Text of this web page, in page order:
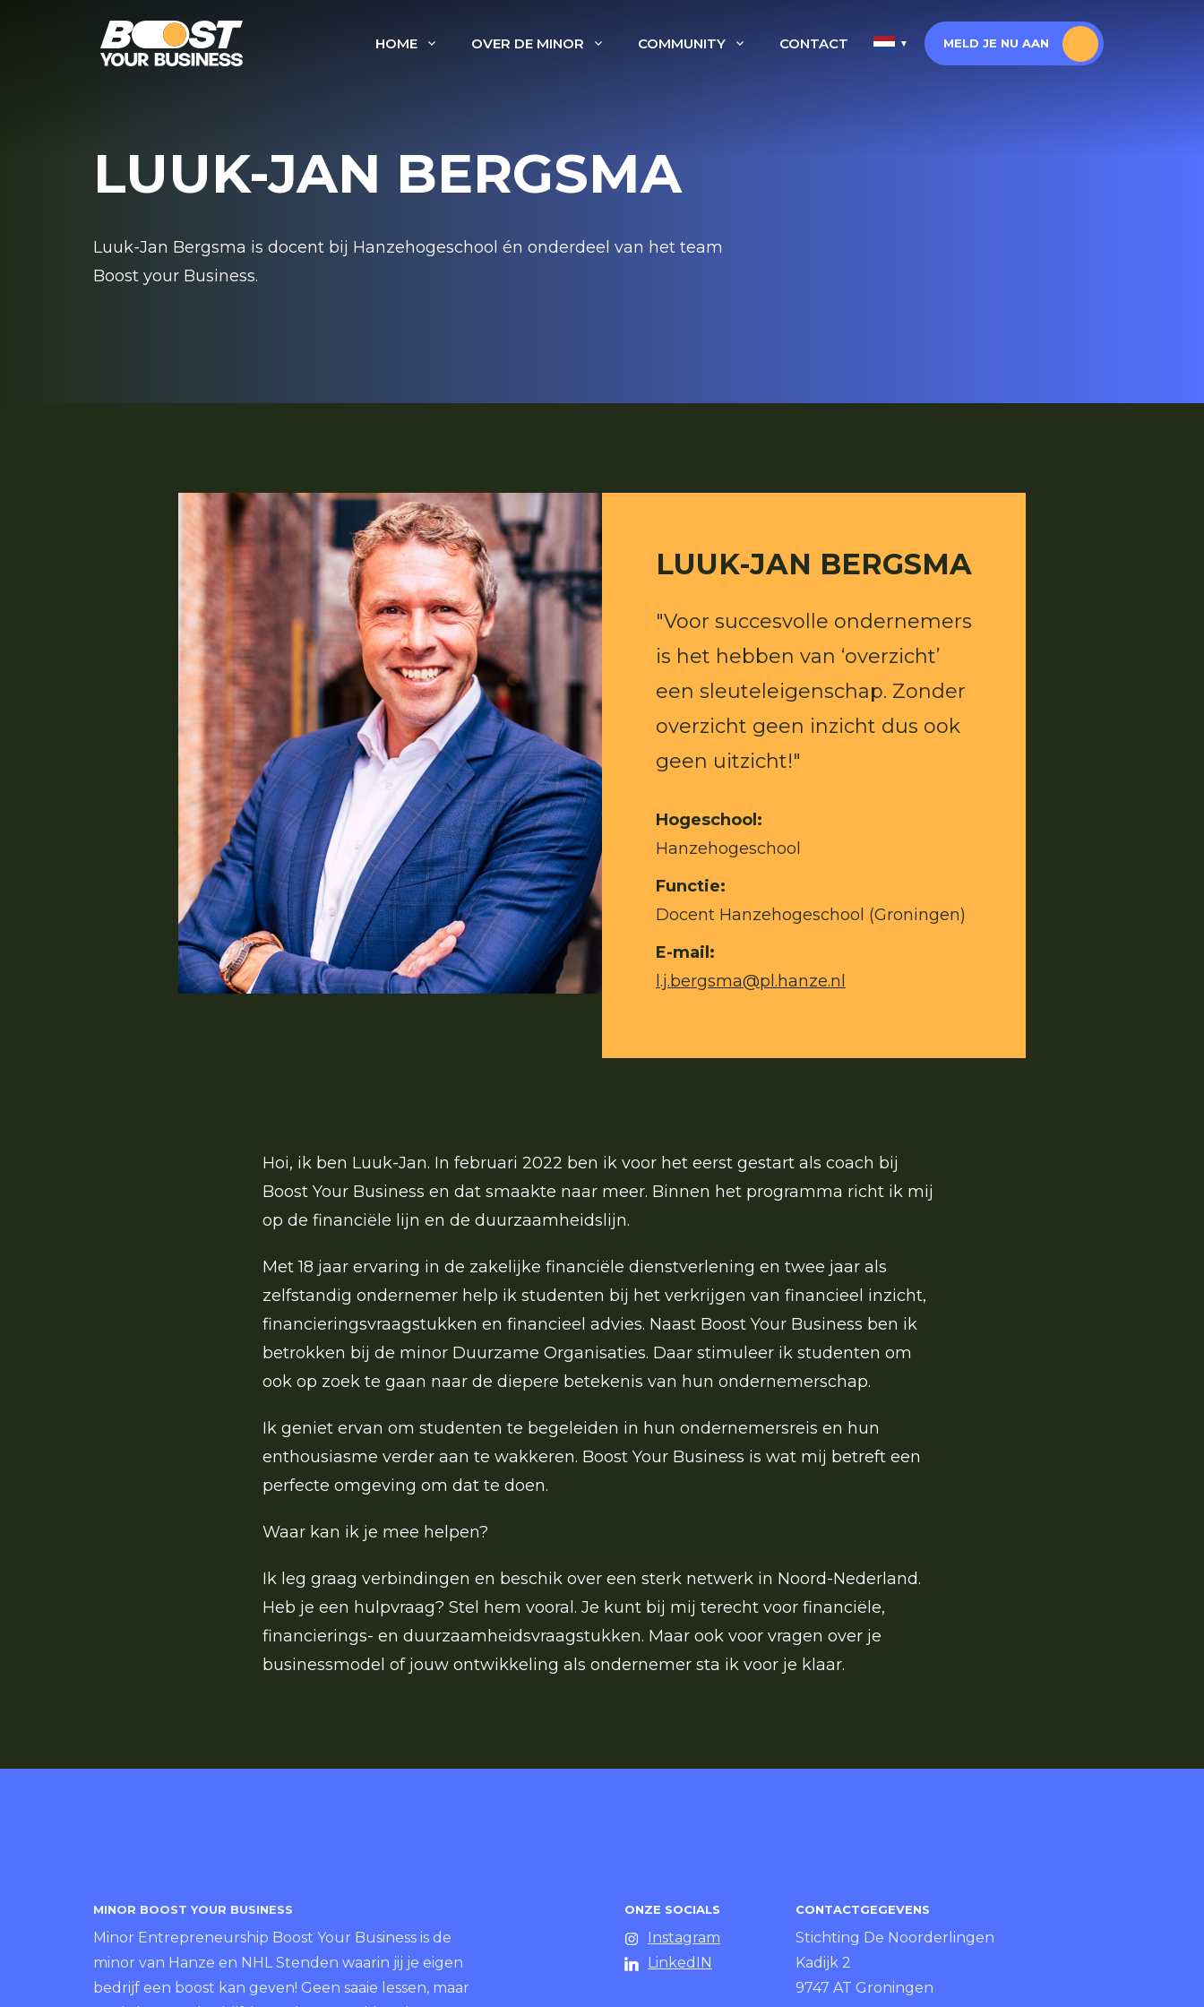
HOME OVER DE MINOR COMMUNITY CONTACT MELD JE NU AAN
LUUK-JAN BERGSMA
Luuk-Jan Bergsma is docent bij Hanzehogeschool én onderdeel van het team
Boost your Business.
LUUK-JAN BERGSMA
"Voor succesvolle ondernemers
is het hebben van ‘overzicht’
een sleuteleigenschap. Zonder
overzicht geen inzicht dus ook
geen uitzicht!"
Hogeschool:
Hanzehogeschool
Functie:
Docent Hanzehogeschool (Groningen)
E-mail:
l.j.bergsma@pl.hanze.nl
Hoi, ik ben Luuk-Jan. In februari 2022 ben ik voor het eerst gestart als coach bij
Boost Your Business en dat smaakte naar meer. Binnen het programma richt ik mij
op de financiële lijn en de duurzaamheidslijn.
Met 18 jaar ervaring in de zakelijke financiële dienstverlening en twee jaar als
zelfstandig ondernemer help ik studenten bij het verkrijgen van financieel inzicht,
financieringsvraagstukken en financieel advies. Naast Boost Your Business ben ik
betrokken bij de minor Duurzame Organisaties. Daar stimuleer ik studenten om
ook op zoek te gaan naar de diepere betekenis van hun ondernemerschap.
Ik geniet ervan om studenten te begeleiden in hun ondernemersreis en hun
enthousiasme verder aan te wakkeren. Boost Your Business is wat mij betreft een
perfecte omgeving om dat te doen.
Waar kan ik je mee helpen?
Ik leg graag verbindingen en beschik over een sterk netwerk in Noord-Nederland.
Heb je een hulpvraag? Stel hem vooral. Je kunt bij mij terecht voor financiële,
financierings- en duurzaamheidsvraagstukken. Maar ook voor vragen over je
businessmodel of jouw ontwikkeling als ondernemer sta ik voor je klaar.
MINOR BOOST YOUR BUSINESS
Minor Entrepreneurship Boost Your Business is de
minor van Hanze en NHL Stenden waarin jij je eigen
bedrijf een boost kan geven! Geen saaie lessen, maar
ONZE SOCIALS
Instagram
LinkedIN
CONTACTGEGEVENS
Stichting De Noorderlingen
Kadijk 2
9747 AT Groningen